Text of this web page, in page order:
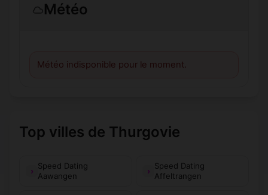
Météo
Météo indisponible pour le moment.
Top villes de Thurgovie
Speed Dating
Aawangen
Speed Dating
Affeltrangen